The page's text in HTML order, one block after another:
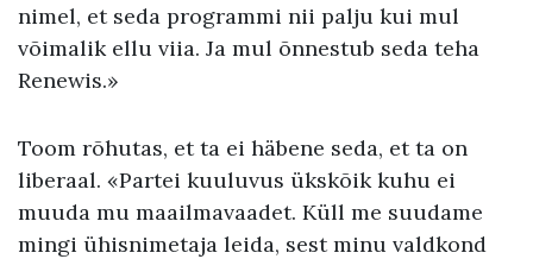
nimel, et seda programmi nii palju kui mul
võimalik ellu viia. Ja mul õnnestub seda teha
Renewis.»
Toom rõhutas, et ta ei häbene seda, et ta on
liberaal. «Partei kuuluvus ükskõik kuhu ei
muuda mu maailmavaadet. Küll me suudame
mingi ühisnimetaja leida, sest minu valdkond